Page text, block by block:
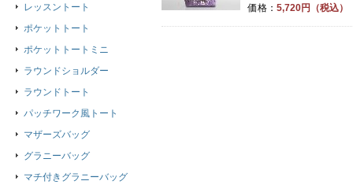
価格： 5,720円（税込）
レッスントート
ポケットトート
ポケットトートミニ
ラウンドショルダー
ラウンドトート
パッチワーク風トート
マザーズバッグ
グラニーバッグ
マチ付きグラニーバッグ